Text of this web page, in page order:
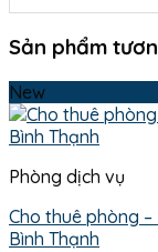
Sản phẩm
New
Phòng dịch vụ
Cho thuê phòng
Bình Thạnh